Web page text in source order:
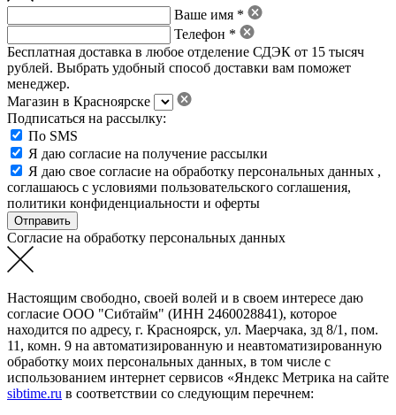
Ваше имя *
Телефон *
Бесплатная доставка в любое отделение СДЭК от 15 тысяч
рублей. Выбрать удобный способ доставки вам поможет
менеджер.
Магазин в Красноярске
Подписаться на рассылку:
По SMS
Я даю согласие на получение рассылки
Я даю свое согласие на обработку персональных данных ,
соглашаюсь с условиями пользовательского соглашения,
политики конфиденциальности и оферты
Согласие на обработку персональных данных
Настоящим свободно, своей волей и в своем интересе даю
согласие ООО "Сибтайм" (ИНН 2460028841), которое
находится по адресу, г. Красноярск, ул. Маерчака, зд 8/1, пом.
11, комн. 9 на автоматизированную и неавтоматизированную
обработку моих персональных данных, в том числе с
использованием интернет сервисов «Яндекс Метрика на сайте
sibtime.ru в соответствии со следующим перечнем: